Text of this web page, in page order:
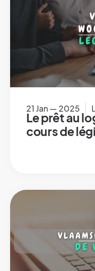
21 Jan — 2025
Le prêt au
cours de